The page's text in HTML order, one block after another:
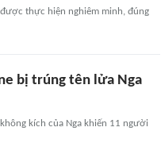
thực hiện nghiêm minh, đúng
bị trúng tên lửa Nga
kích của Nga khiến 11 người